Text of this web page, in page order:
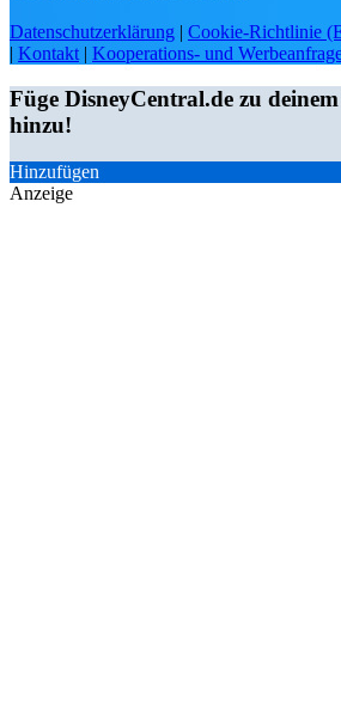
Datenschutzerklärung | Cookie-Richtlinie
| Kontakt | Kooperations- und
Füge DisneyCentral.de zu
hinzu!
Hinzufügen
Anzeige